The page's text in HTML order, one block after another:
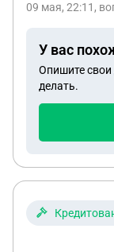
тыс. рублей
уволилась.
других
указала
этом все
ноябрь.
обратилась
09 мая, 22:11 ,
У вас
Опишите свои
делать.